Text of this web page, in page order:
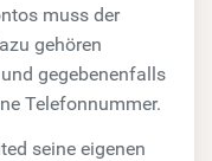
muss der
gehören
gegebenenfalls
Telefonnummer.
seine eigenen